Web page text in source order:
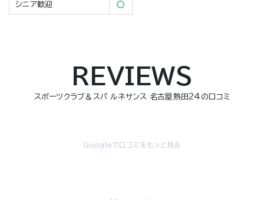
シニア歓迎
REVIEWS
スポーツクラブ＆スパ ルネサンス 名古屋熱田24の口コミ
Googleで口コミをもっと見る